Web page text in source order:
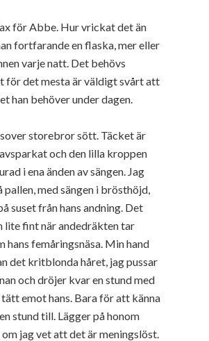
för Abbe. Hur vrickat det än
fortfarande en flaska, mer eller
varje natt. Det behövs
för det mesta är väldigt svårt att
han behöver under dagen.
storebror sött. Täcket är
och den lilla kroppen
i ena änden av sängen. Jag
pallen, med sängen i brösthöjd,
suset från hans andning. Det
lite fint när andedräkten tar
hans femåringsnäsa. Min hand
det kritblonda håret, jag pussar
och dröjer kvar en stund med
emot hans. Bara för att känna
stund till. Lägger på honom
jag vet att det är meningslöst.